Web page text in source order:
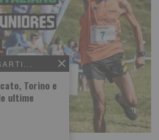
Torino e
ultime